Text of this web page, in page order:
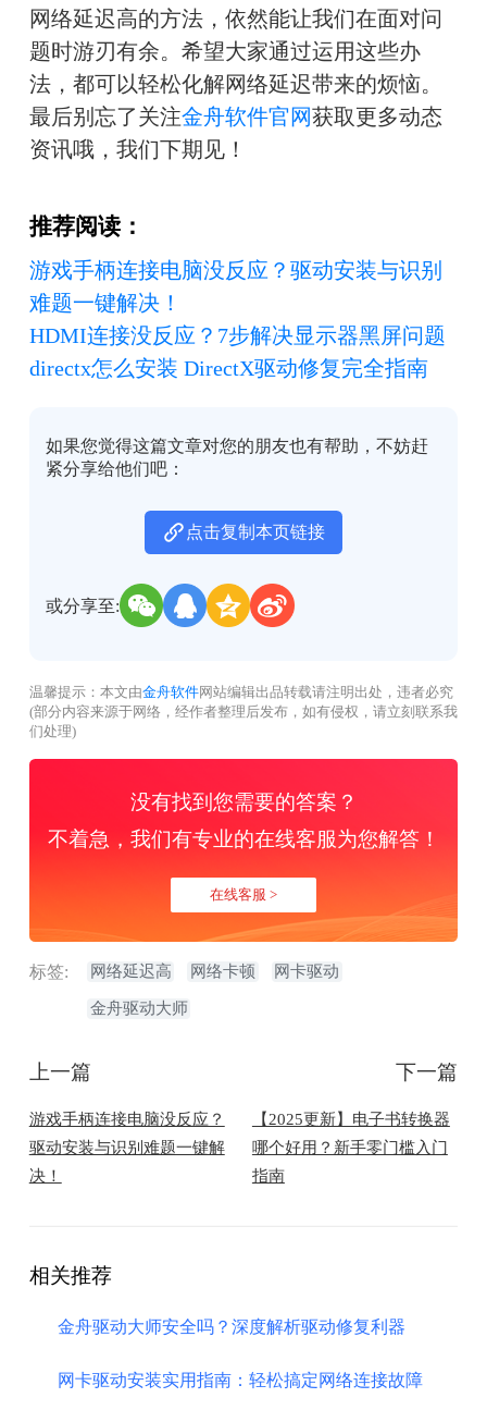
网络延迟高的方法，依然能让我们在面对问
题时游刃有余。希望大家通过运用这些办
法，都可以轻松化解网络延迟带来的烦恼。
最后别忘了关注金舟软件官网获取更多动态
资讯哦，我们下期见！
推荐阅读：
游戏手柄连接电脑没反应？驱动安装与识别
难题一键解决！
HDMI连接没反应？7步解决显示器黑屏问题
directx怎么安装 DirectX驱动修复完全指南
如果您觉得这篇文章对您的朋友也有帮助，不妨赶
紧分享给他们吧：
点击复制本页链接
或分享至:
温馨提示：本文由金舟软件网站编辑出品转载请注明出处，违者必究
(部分内容来源于网络，经作者整理后发布，如有侵权，请立刻联系我
们处理)
没有找到您需要的答案？
不着急，我们有专业的在线客服为您解答！
在线客服 >
标签: 网络延迟高 网络卡顿 网卡驱动
金舟驱动大师
上一篇
​游戏手柄连接电脑没反应？
驱动安装与识别难题一键解
决！
下一篇
【2025更新】电子书转换器
哪个好用？新手零门槛入门
指南
相关推荐
金舟驱动大师安全吗？深度解析驱动修复利器
网卡驱动安装实用指南：轻松搞定网络连接故障